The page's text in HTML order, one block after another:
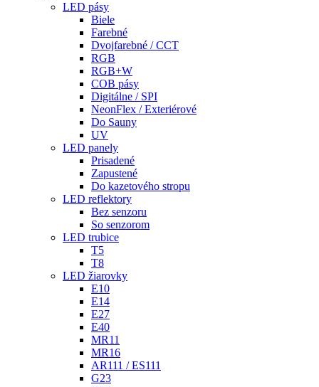
LED pásy
Biele
Farebné
Dvojfarebné / CCT
RGB
RGB+W
COB pásy
Digitálne / SPI
NeonFlex / Exteriérové
Do Sauny
UV
LED panely
Prisadené
Zapustené
Do kazetového stropu
LED reflektory
Bez senzoru
So senzorom
LED trubice
T5
T8
LED žiarovky
E10
E14
E27
E40
MR11
MR16
AR111 / ES111
G23